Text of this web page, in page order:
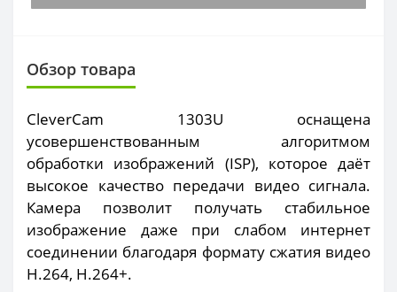
Обзор товара
CleverCam 1303U оснащена
усовершенствованным алгоритмом
обработки изображений (ISP), которое даёт
высокое качество передачи видео сигнала.
Камера позволит получать стабильное
изображение даже при слабом интернет
соединении благодаря формату сжатия видео
H.264, H.264+.